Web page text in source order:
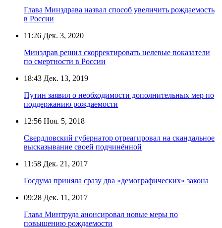
Глава Минздрава назвал способ увеличить рождаемость
в России
11:26 Дек. 3, 2020
Минздрав решил скорректировать целевые показатели
по смертности в России
18:43 Дек. 13, 2019
Путин заявил о необходимости дополнительных мер по
поддержанию рождаемости
12:56 Ноя. 5, 2018
Свердловский губернатор отреагировал на скандальное
высказывание своей подчинённой
11:58 Дек. 21, 2017
Госдума приняла сразу два «демографических» закона
09:28 Дек. 11, 2017
Глава Минтруда анонсировал новые меры по
повышению рождаемости